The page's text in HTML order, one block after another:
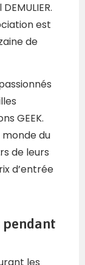
est
de
GEEK.
du
de leurs
d’entrée
pendant